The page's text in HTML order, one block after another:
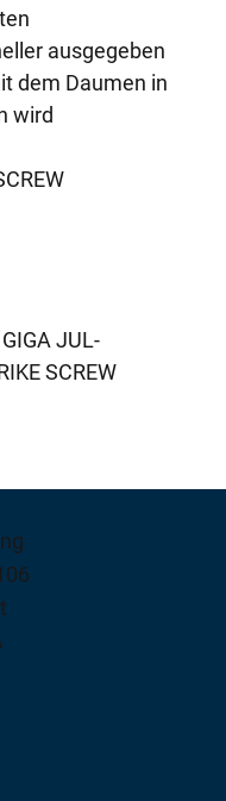
ausgegeben
dem Daumen in
wird
JUL-
SCREW